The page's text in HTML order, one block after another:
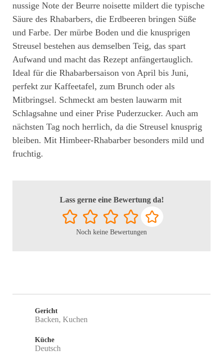
nussige Note der Beurre noisette mildert die typische
Säure des Rhabarbers, die Erdbeeren bringen Süße
und Farbe. Der mürbe Boden und die knusprigen
Streusel bestehen aus demselben Teig, das spart
Aufwand und macht das Rezept anfängertauglich.
Ideal für die Rhabarbersaison von April bis Juni,
perfekt zur Kaffeetafel, zum Brunch oder als
Mitbringsel. Schmeckt am besten lauwarm mit
Schlagsahne und einer Prise Puderzucker. Auch am
nächsten Tag noch herrlich, da die Streusel knusprig
bleiben. Mit Himbeer-Rhabarber besonders mild und
fruchtig.
Lass gerne eine Bewertung da!
Noch keine Bewertungen
Gericht
Backen, Kuchen
Küche
Deutsch